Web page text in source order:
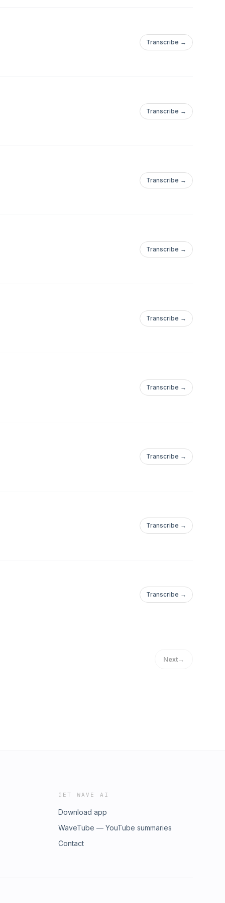
Transcribe →
Transcribe →
Transcribe →
Transcribe →
Transcribe →
Transcribe →
Transcribe →
Transcribe →
Transcribe →
Next→
GET WAVE AI
Download app
WaveTube — YouTube summaries
Contact